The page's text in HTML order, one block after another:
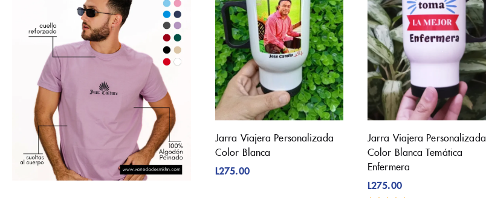
Jarra Viajera Personalizada
Color Blanca
L275.00
Jarra Viajera Personalizada
Color Blanca Temática
Enfermera
L275.00